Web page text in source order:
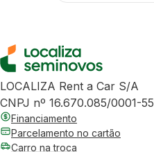
LOCALIZA Rent a Car S/A
CNPJ nº 16.670.085/0001-55
Financiamento
Parcelamento no cartão
Carro na troca